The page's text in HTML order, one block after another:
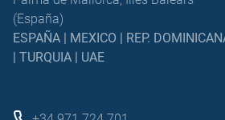
(España)
ESPAÑA | MEXICO | REP.
| TURQUIA | UAE